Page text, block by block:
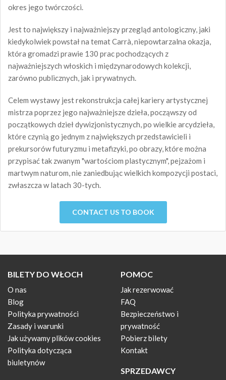
okres jego twórczości.
Jest to największy i najważniejszy przegląd antologiczny, jaki
kiedykolwiek powstał na temat Carrà, niepowtarzalna okazja,
która gromadzi prawie 130 prac pochodzących z
najważniejszych włoskich i międzynarodowych kolekcji,
zarówno publicznych, jak i prywatnych.
Celem wystawy jest rekonstrukcja całej kariery artystycznej
mistrza poprzez jego najważniejsze dzieła, począwszy od
początkowych dzieł dywizjonistycznych, po wielkie arcydzieła,
które czynią go jednym z największych przedstawicieli i
prekursorów futuryzmu i metafizyki, po obrazy, które można
przypisać tak zwanym "wartościom plastycznym", pejzażom i
martwym naturom, nie zaniedbując wielkich kompozycji postaci,
zwłaszcza w latach 30-tych.
CONTACT US TO BOOK
BILETY DO WŁOCH
O nas
Blog
Polityka prywatności
Zasady i warunki
Jak używamy plików cookies
Polityka dotycząca
biuletynów
POMOC
Jak rezerwować
FAQ
Bezpieczeństwo i
prywatność
Pobierz bilety
Kontakt
SPRZEDAWCY